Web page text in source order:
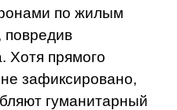
по жилым
повредив
Хотя прямого
зафиксировано,
гуманитарный